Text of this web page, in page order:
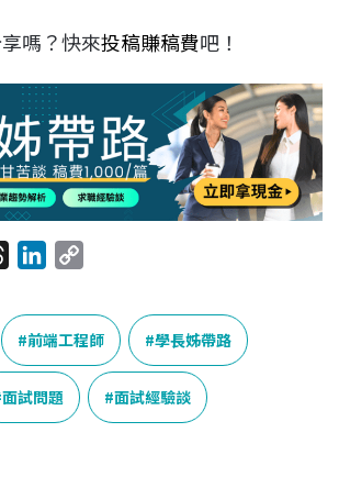
嗎？快來投稿賺稿費吧！
r
a
d
s
n
k
e
d
I
p
y
L
i
前端工程師 學長姊帶路
面試問題 面試經驗談